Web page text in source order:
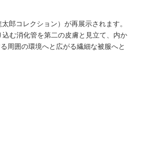
郎コレクション）が再展示されます。
む消化管を第二の皮膚と見立て、内か
周囲の環境へと広がる繊細な被服へと
びとや生き物、環境と交わり展開され